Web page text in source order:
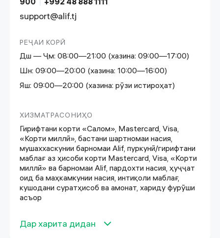
support@alif.tj
РЕҶАИ КОРӢ
Дш — Ҷм: 08:00—21:00 (хазина: 09:00—17:00)
Шн: 09:00—20:00 (хазина: 10:00—16:00)
Яш: 09:00—20:00 (хазина: рӯзи истироҳат)
ХИЗМАТРАСОНИҲО
Гирифтани корти «Салом», Mastercard, Visa,
«Корти миллӣ», бастани шартномаи насия,
мушаххаскунии барномаи Alif, пуркунӣ/гирифтани
маблағ аз ҳисоби корти Mastercard, Visa, «Корти
миллӣ» ва барномаи Alif, пардохти насия, ҳуҷҷат
оид ба маҳкамкунии насия, интиқоли маблағ,
кушодани суратҳисоб ва амонат, хариду фурӯши
асъор
Дар харита дидан